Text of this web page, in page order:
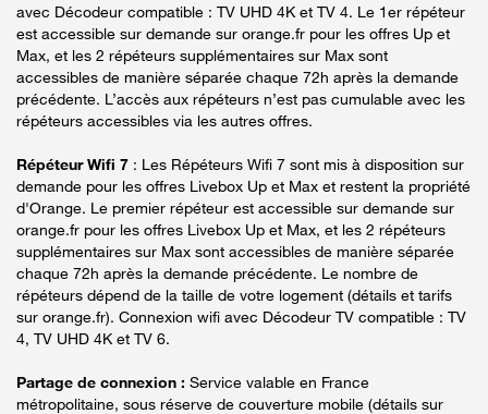
avec Décodeur compatible : TV UHD 4K et TV 4. Le 1er répéteur
est accessible sur demande sur orange.fr pour les offres Up et
Max, et les 2 répéteurs supplémentaires sur Max sont
accessibles de manière séparée chaque 72h après la demande
précédente. L’accès aux répéteurs n’est pas cumulable avec les
répéteurs accessibles via les autres offres.
Répéteur Wifi 7 : Les Répéteurs Wifi 7 sont mis à disposition sur
demande pour les offres Livebox Up et Max et restent la propriété
d'Orange. Le premier répéteur est accessible sur demande sur
orange.fr pour les offres Livebox Up et Max, et les 2 répéteurs
supplémentaires sur Max sont accessibles de manière séparée
chaque 72h après la demande précédente. Le nombre de
répéteurs dépend de la taille de votre logement (détails et tarifs
sur orange.fr). Connexion wifi avec Décodeur TV compatible : TV
4, TV UHD 4K et TV 6.
Partage de connexion : Service valable en France
métropolitaine, sous réserve de couverture mobile (détails sur